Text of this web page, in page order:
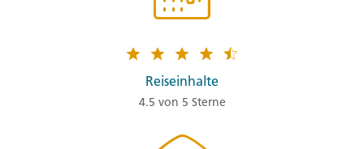
Reiseinhalte
4.5 von 5 Sterne